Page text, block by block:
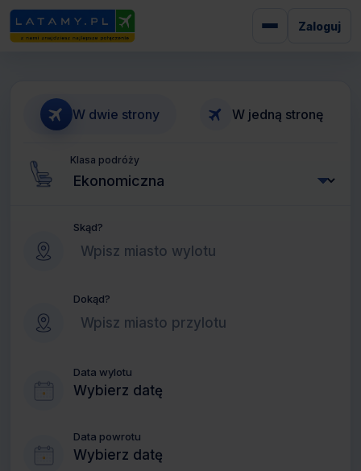
Zaloguj
W dwie strony W jedną stronę
Klasa podróży
Skąd?
Dokąd?
Data wylotu
Wybierz datę
Data powrotu
Wybierz datę